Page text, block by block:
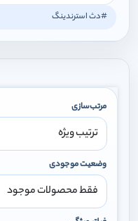
#دث استرندینگ
مرتب‌سازی
وضعیت موجودی